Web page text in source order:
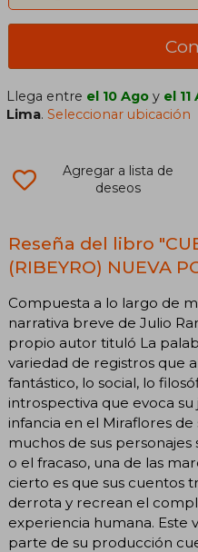
Llega entre el 10 Ago y el 11
Lima.Seleccionar ubicación
Agregar a lista de
deseos
Reseña del libro
(RIBEYRO) NUEVA
Compuesta a lo largo de
narrativa breve de Julio
propio autor tituló La
variedad de registros que
fantástico, lo social, lo
introspectiva que evoca
infancia en el Miraflores
muchos de sus personajes
o el fracaso, una de las
cierto es que sus cuentos
derrota y recrean el
experiencia humana. Este
parte de su producción